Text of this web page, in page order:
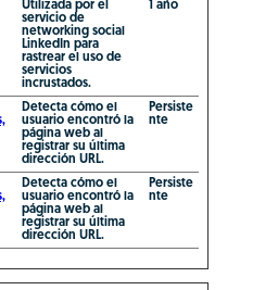
Utilizada por el
servicio de
networking social
LinkedIn para
rastrear el uso de
servicios
incrustados.
1 año
Detecta cómo el
usuario encontró la
página web al
registrar su última
dirección URL.
Persiste
nte
Detecta cómo el
usuario encontró la
página web al
registrar su última
dirección URL.
Persiste
nte